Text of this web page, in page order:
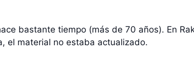
bastante tiempo (más de 70 años). En
el material no estaba actualizado.